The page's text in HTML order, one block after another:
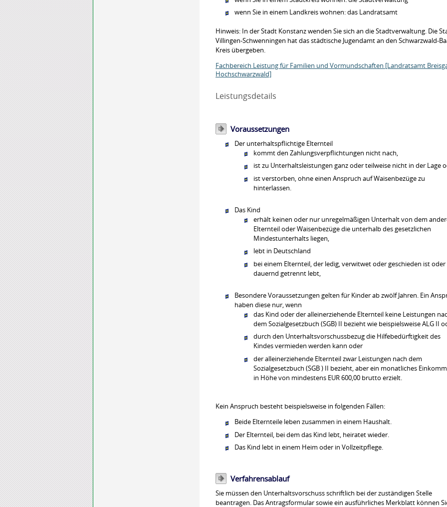
wenn Sie in einem Landkreis wohnen: das Landratsamt
Hinweis: In der Stadt Konstanz wenden Sie sich an die Stadtverwaltung. Die
Villingen-Schwenningen hat das städtische Jugendamt an den Schwarzwald-
Kreis übergeben.
Fachbereich Leistung für Familien und Vormundschaften [Landratsamt
Hochschwarzwald]
Leistungsdetails
Voraussetzungen
Der unterhaltspflichtige Elternteil
kommt den Zahlungsverpflichtungen nicht nach,
ist zu Unterhaltsleistungen ganz oder teilweise nicht in der Lage
ist verstorben, ohne einen Anspruch auf Waisenbezüge zu
hinterlassen.
Das Kind
erhält keinen oder nur unregelmäßigen Unterhalt von dem
Elternteil oder Waisenbezüge die unterhalb des gesetzlichen
Mindestunterhalts liegen,
lebt in Deutschland
bei einem Elternteil, der ledig, verwitwet oder geschieden ist oder
dauernd getrennt lebt,
Besondere Voraussetzungen gelten für Kinder ab zwölf Jahren. Ein
haben diese nur, wenn
das Kind oder der alleinerziehende Elternteil keine Leistungen
dem Sozialgesetzbuch (SGB) II bezieht wie beispielsweise ALG II
durch den Unterhaltsvorschussbezug die Hilfebedürftigkeit des
Kindes vermieden werden kann oder
der alleinerziehende Elternteil zwar Leistungen nach dem
Sozialgesetzbuch (SGB ) II bezieht, aber ein monatliches
in Höhe von mindestens EUR 600,00 brutto erzielt.
Kein Anspruch besteht beispielsweise in folgenden Fällen:
Beide Elternteile leben zusammen in einem Haushalt.
Der Elternteil, bei dem das Kind lebt, heiratet wieder.
Das Kind lebt in einem Heim oder in Vollzeitpflege.
Verfahrensablauf
Sie müssen den Unterhaltsvorschuss schriftlich bei der zuständigen Stelle
beantragen. Das Antragsformular sowie ein ausführliches Merkblatt können